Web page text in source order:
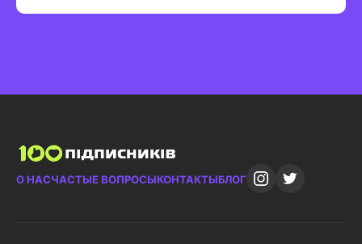
О НАСЧАСТЫЕ ВОПРОСЫКОНТАКТЫБЛОГ